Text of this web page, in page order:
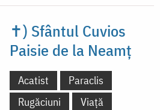
✝) Sfântul Cuvios
Paisie de la Neamț
Acatist
Paraclis
Rugăciuni
Viață